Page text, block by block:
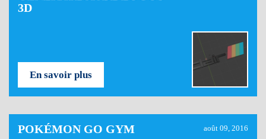
3D
En savoir plus
POKÉMON GO GYM août 09, 2016